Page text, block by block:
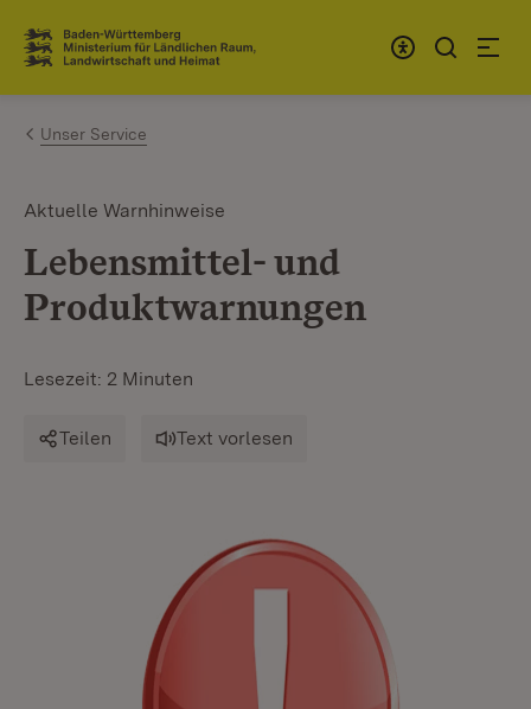
Zum Inhalt springen
Link zur Startseite
Unser Service
Aktuelle Warnhinweise
Lebensmittel- und
Produktwarnungen
Lesezeit: 2 Minuten
Teilen Text vorlesen